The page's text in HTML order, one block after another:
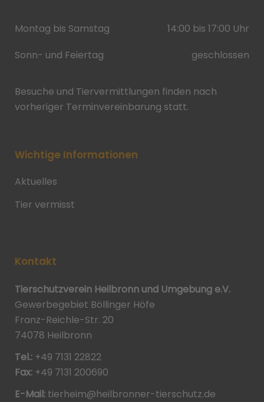
Montag bis Samstag
14:00 bis 17:00 Uhr
Sonn- und Feiertag
geschlossen
Besuche und Tiervermittlungen finden nach
vorheriger Terminvereinbarung statt.
Wichtige Informationen
Aktuelles
Tier vermisst
Kontakt
Tierschutzverein Heilbronn und Umgebung e.V.
Gewerbegebiet Böllinger Höfe
Franz-Reichle-Str. 20
74078 Heilbronn
Tel.: +49 7131 22822
Fax: +49 7131 200690
E-Mail: tierheim@heilbronner-tierschutz.de